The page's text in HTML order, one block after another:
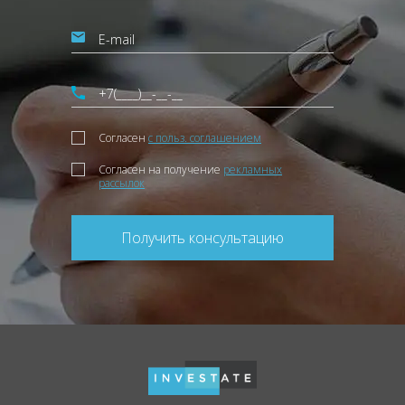
Согласен с польз. соглашением
Согласен на получение рекламных
рассылок
Получить консультацию